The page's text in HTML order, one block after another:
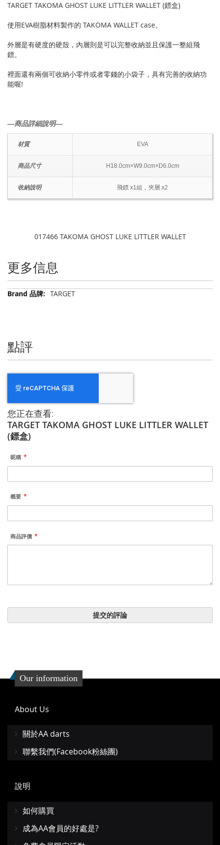
TARGET TAKOMA GHOST LUKE LITTLER WALLET (鏢盒)
使用EVA樹脂材料製作的 TAKOMA WALLET case。
外層是有硬度的硬殼，內層則是可以完整收納並且保護一整組飛
鏢。
裡面還有兩個可收納小零件或者零錢的小袋子，具有完善的收納功
能喔!
―商品詳細說明―
材質 EVA
商品尺寸 H18.0cm×W9.0cm×D6.0cm
收納說明 飛鏢 x1組，夾層 x2
017466 TAKOMA GHOST LUKE LITTLER WALLET
更多信息
更
TARGET
點評
您正在查看:
TARGET TAKOMA GHOST LUKE LITTLER WALLET
(鏢盒)
昵稱
概要
商品評價
提交的評論
Our information
About Us
關於AA darts
聯繫我們(Facebook粉絲團)
說明
如何購買
成為AA會員的好處是?